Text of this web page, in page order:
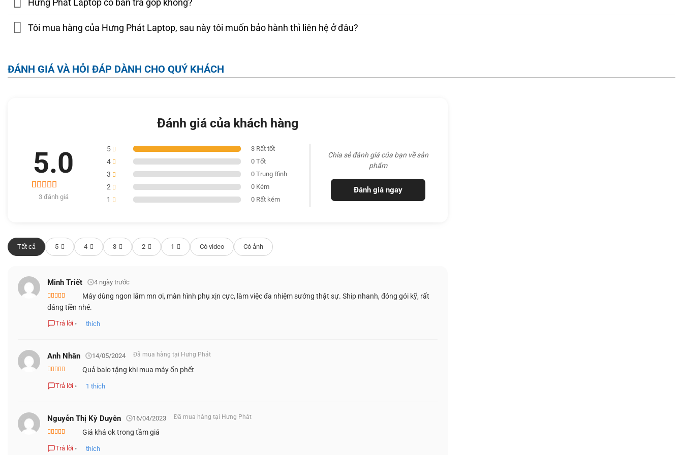
Bạn có thể tận hưởng trải nghiệm xem liền mạch giữa hai màn hình và thao tác đa nhiệm dễ dàng nhờ các
ứng dụng được tối ưu cho ScreenPad Plus tích hợp sẵn giúp cải thiện quy trình làm việc của mình.
HIỆU NĂNG MẠNH MẼ
Hưng Phát Laptop có bán trả góp không?
Tôi mua hàng của Hưng Phát Laptop, sau này tôi muốn bảo hành thì liên hệ ở đâu?
ĐÁNH GIÁ VÀ HỎI ĐÁP DÀNH CHO QUÝ KHÁCH
Đánh giá của khách hàng
5.0
5.03 đánh giá
5 3 Rất tốt
4 0 Tốt
3 0 Trung Bình
2 0 Kém
1 0 Rất kém
Chia sẻ đánh giá của bạn về sản
phẩm
Đánh giá ngay
Tất cả 5 4 3 2 1 Có video Có ảnh
Minh Triết 4 ngày trước
Được xếp
hạng5 5 sao
Máy dùng ngon lắm mn ơi, màn hình phụ xịn cực, làm việc đa nhiệm sướng thật sự. Ship nhanh, đóng gói kỹ, rất
đáng tiền nhé.
Trả lời • thích
Anh Nhân 14/05/2024 Đã mua hàng tại Hưng Phát
hạng55 sao
Quả balo tặng khi mua máy ổn phết
Trả lời • 1 thích
Nguyễn Thị Kỳ Duyên 16/04/2023 Đã mua hàng tại Hưng Phát
hạng55 sao
Giá khá ok trong tầm giá
Trả lời • thích